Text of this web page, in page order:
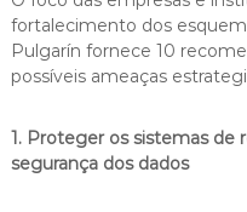
fortalecimento dos
Pulgarín fornece 10
possíveis ameaças
1. Proteger os sistemas de
segurança dos dados